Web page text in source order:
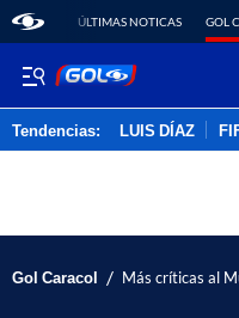
ÚLTIMAS NOTICAS GOL
Tendencias: LUIS DÍAZ
Gol Caracol / Más críticas al